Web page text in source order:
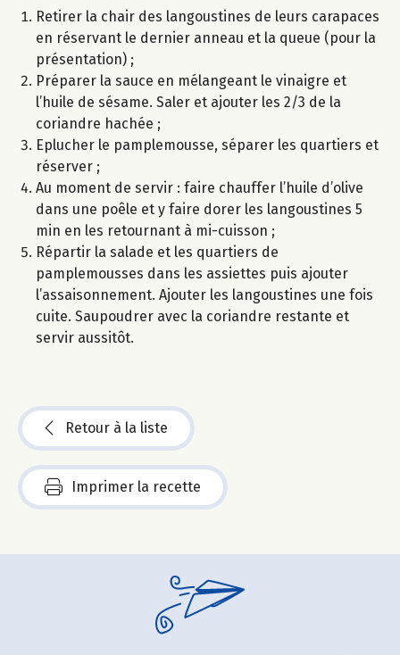
Retirer la chair des langoustines de leurs carapaces
en réservant le dernier anneau et la queue (pour la
présentation) ;
Préparer la sauce en mélangeant le vinaigre et
l’huile de sésame. Saler et ajouter les 2/3 de la
coriandre hachée ;
Eplucher le pamplemousse, séparer les quartiers et
réserver ;
Au moment de servir : faire chauffer l’huile d’olive
dans une poêle et y faire dorer les langoustines 5
min en les retournant à mi-cuisson ;
Répartir la salade et les quartiers de
pamplemousses dans les assiettes puis ajouter
l’assaisonnement. Ajouter les langoustines une fois
cuite. Saupoudrer avec la coriandre restante et
servir aussitôt.
Retour à la liste
Imprimer la recette